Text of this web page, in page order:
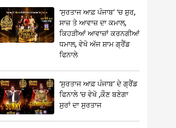
‘ਸੁਰਤਾਜ ਆਫ਼ ਪੰਜਾਬ’ ‘ਚ ਸ਼ੁਰ,
ਸਾਜ਼ ਤੇ ਆਵਾਜ਼ ਦਾ ਕਮਾਲ,
ਕਿਹੜੀਆਂ ਆਵਾਜ਼ਾਂ ਕਰਨਗੀਆਂ
ਧਮਾਲ, ਵੇਖੋ ਅੱਜ ਸ਼ਾਮ ਗ੍ਰੈਂਡ
ਫਿਨਾਲੇ
‘ਸੁਰਤਾਜ ਆਫ਼ ਪੰਜਾਬ’ ਦੇ ਗ੍ਰੈਂਡ
ਫਿਨਾਲੇ ‘ਚ ਵੇਖੋ ,ਕੌਣ ਬਣੇਗਾ
ਸੁਰਾਂ ਦਾ ਸੁਰਤਾਜ